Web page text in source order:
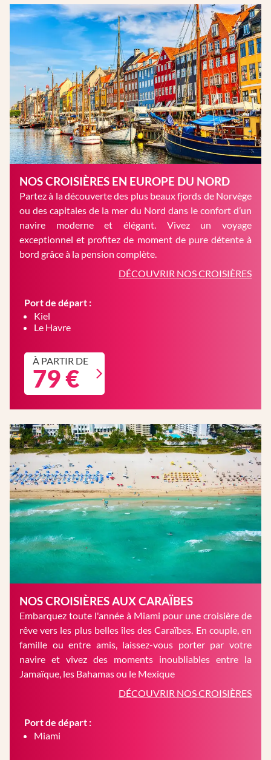
NOS CROISIÈRES EN EUROPE DU NORD
Partez à la découverte des plus beaux fjords de Norvège
ou des capitales de la mer du Nord dans le confort d’un
navire moderne et élégant. Vivez un voyage
exceptionnel et profitez de moment de pure détente à
bord grâce à la pension complète.
DÉCOUVRIR NOS CROISIÈRES
Port de départ :
Kiel
Le Havre
À PARTIR DE
79 €
NOS CROISIÈRES AUX CARAÏBES
Embarquez toute l'année à Miami pour une croisière de
rêve vers les plus belles îles des Caraïbes. En couple, en
famille ou entre amis, laissez-vous porter par votre
navire et vivez des moments inoubliables entre la
Jamaïque, les Bahamas ou le Mexique
DÉCOUVRIR NOS CROISIÈRES
Port de départ :
Miami